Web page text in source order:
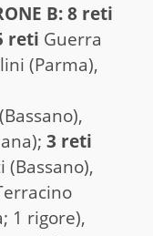
B: 8 reti
reti Guerra
(Parma),
3 reti
1 rigore),